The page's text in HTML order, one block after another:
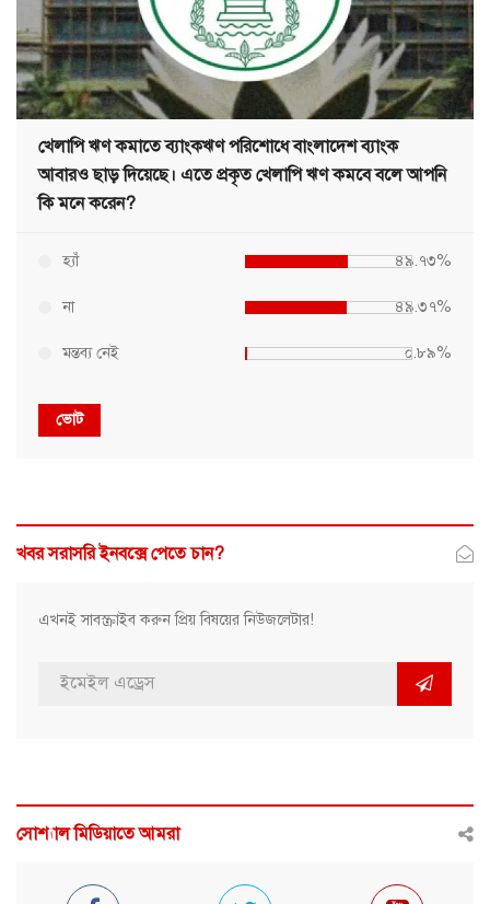
খেলাপি ঋণ কমাতে ব্যাংকঋণ পরিশোধে বাংলাদেশ ব্যাংক
আবারও ছাড় দিয়েছে। এতে প্রকৃত খেলাপি ঋণ কমবে বলে আপনি
কি মনে করেন?
হ্যাঁ ৪৯.৭৩%
না ৪৯.৩৭%
মন্তব্য নেই ০.৮৯%
ভোট
খবর সরাসরি ইনবক্সে পেতে চান?
এখনই সাবস্ক্রাইব করুন প্রিয় বিষয়ের নিউজলেটার!
সোশ্যাল মিডিয়াতে আমরা